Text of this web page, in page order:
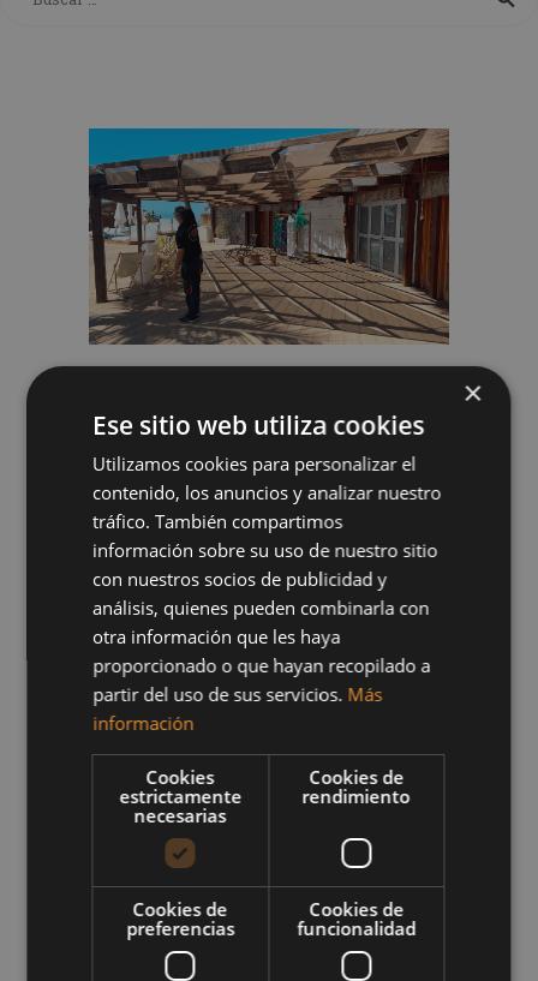
15
Abr, 2025
martes
Proyecto de
Decoración en
Amadores Beach
Club, en el Sur de
Gran Canaria
19
En un enclave tan exclusivo como es Amadores Beach
Club, cada elemento decorativo en este espacio debe
estar a la altura de la experiencia que ofrecen. Por eso en
Decotextil Canarias hemos creado un proyecto integral
con diseño, funcionalidad y confort, un proyecto que
compartimos en donde nos hemos adaptado
amadores , canarias
×
Ese sitio web utiliza cookies
Utilizamos cookies para personalizar el
contenido, los anuncios y analizar nuestro
tráfico. También compartimos
información sobre su uso de nuestro sitio
con nuestros socios de publicidad y
análisis, quienes pueden combinarla con
otra información que les haya
proporcionado o que hayan recopilado a
partir del uso de sus servicios. Más
información
Cookies
estrictamente
necesarias
Cookies de
rendimiento
Cookies de
preferencias
Cookies de
funcionalidad